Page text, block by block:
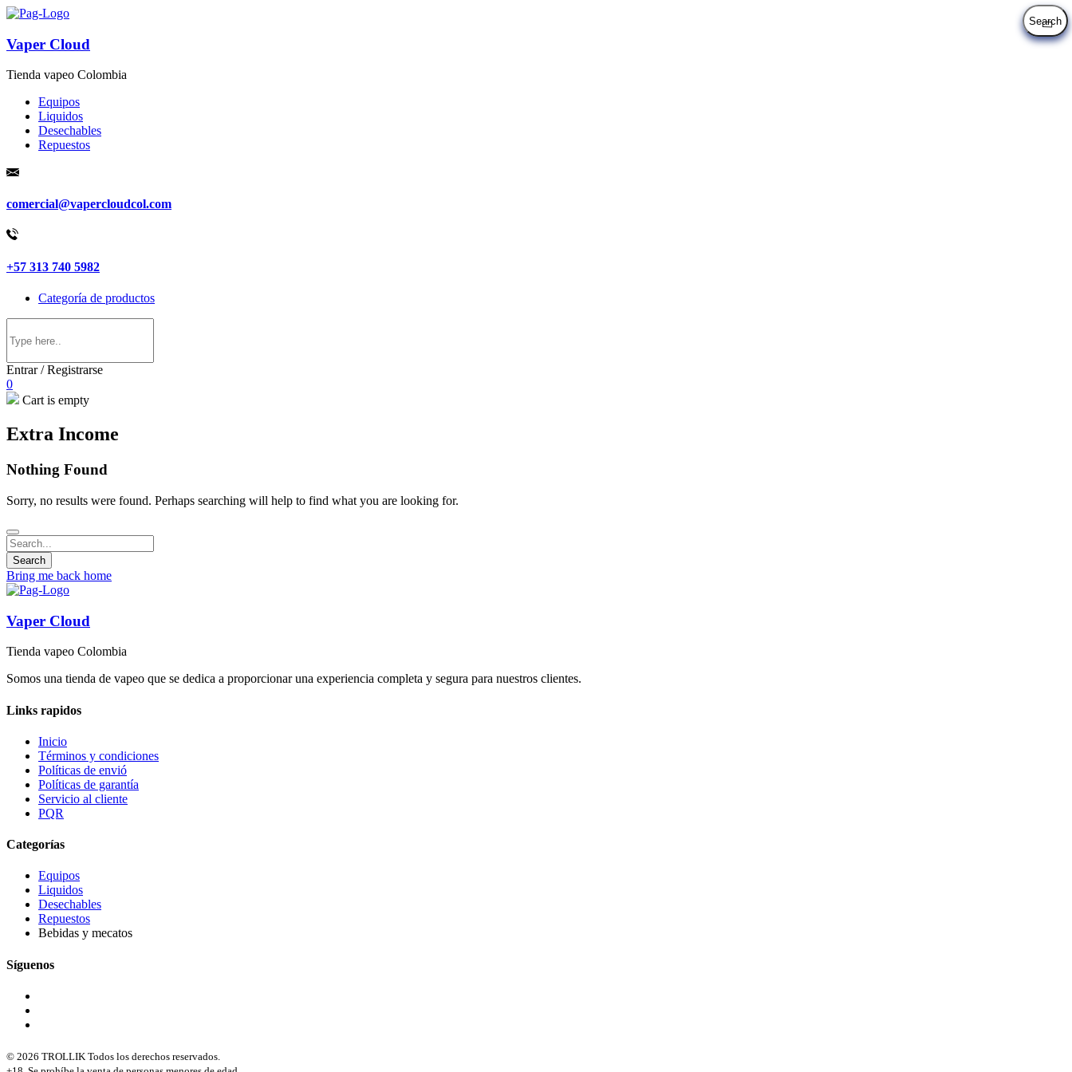
Vaper Cloud
Tienda vapeo Colombia
Equipos
Liquidos
Desechables
Repuestos
comercial@vapercloudcol.com
+57 313 740 5982
Categoría de productos
Entrar / Registrarse
0
Cart is empty
Extra Income
Nothing Found
Sorry, no results were found. Perhaps searching will help to find what you are looking for.
Bring me back home
Vaper Cloud
Tienda vapeo Colombia
Somos una tienda de vapeo que se dedica a proporcionar una experiencia completa y segura para nuestros clientes.
Links rapidos
Inicio
Términos y condiciones
Políticas de envió
Políticas de garantía
Servicio al cliente
PQR
Categorías
Equipos
Liquidos
Desechables
Repuestos
Bebidas y mecatos
Síguenos
© 2026 TROLLIK Todos los derechos reservados.